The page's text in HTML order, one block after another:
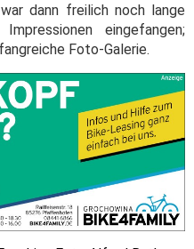
dann freilich noch lange
eingefangen;
Foto-Galerie.